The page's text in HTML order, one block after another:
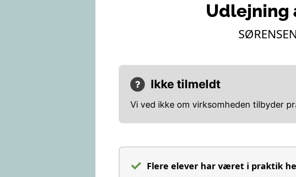
Udlejning
Ikke tilmeldt
Vi ved ikke om virksomheden tilbyder
Flere elever har været i praktik